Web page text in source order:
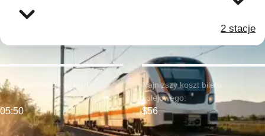
2 stacje
Najwcześniejszy wyjazd:
05:50
Najniższy koszt biletu
kolejowego:
$56